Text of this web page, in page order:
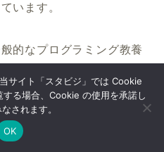
います。
的なプログラミング教養
渡りますが、
サイト「スタビジ」では Cookie
る場合、Cookie の使用を承諾し
されます。
OK